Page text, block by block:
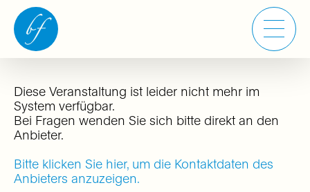
Diese Veranstaltung ist leider nicht mehr im
System verfügbar.
Bei Fragen wenden Sie sich bitte direkt an den
Anbieter.
Bitte klicken Sie hier, um die Kontaktdaten des
Anbieters anzuzeigen.